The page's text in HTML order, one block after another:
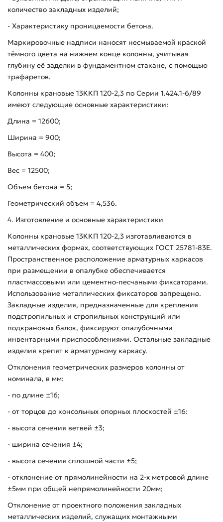
количество закладных изделий;
- Характеристику проницаемости бетона.
Маркировочные надписи наносят несмываемой краской
тёмного цвета на нижнем конце колонны, учитывая
глубину её заделки в фундаментном стакане, с помощью
трафаретов.
Колонны крановые 13ККП 120-2,3 по Серии 1.424.1-6/89
имеют следующие основные характеристики:
Длина = 12600;
Ширина = 900;
Высота = 400;
Вес = 12500;
Объем бетона = 5;
Геометрический объем = 4,536.
4. Изготовление и основные характеристики
Колонны крановые 13ККП 120-2,3 изготавливаются в
металлических формах, соответствующих ГОСТ 25781-83Е.
Пространственное расположение арматурных каркасов
при размещении в опалубке обеспечивается
пластмассовыми или цементно-песчаными фиксаторами.
Использование металлических фиксаторов запрещено.
Закладные изделия, предназначенные для крепления
подстропильных и стропильных конструкций или
подкрановых балок, фиксируют опалубочными
инвентарными приспособлениями. Остальные закладные
изделия крепят к арматурному каркасу.
Отклонения геометрических размеров колонны от
номинала, в мм:
- по длине ±16;
- от торцов до консольных опорных плоскостей ±16:
- высота сечения ветвей ±3;
- ширина сечения ±4;
- высота сечения сплошной части ±5;
- отклонение от прямолинейности на 2-х метровой длине
±5мм при общей непрямолинейности 20мм;
Отклонение от проектного положения закладных
металлических изделий, служащих монтажными